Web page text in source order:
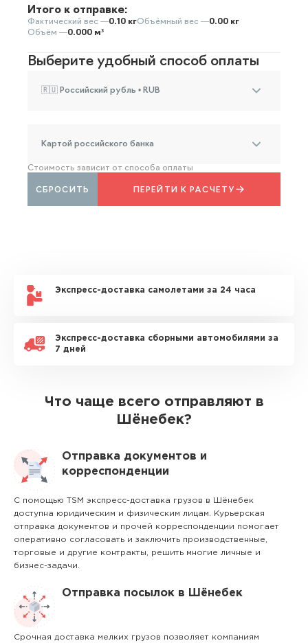
Итого к отправке:
Фактический вес —0.10 кгОбъёмный вес —0.00 кг
Объём —0.000 м³
Выберите удобный способ оплаты
🇷🇺 Российский рубль • RUB
Картой российского банка
Стоимость зависит от способа оплаты
ПЕРЕЙТИ К РАСЧЕТУ
СБРОСИТЬ
Экспресс-доставка самолетами за 24 часа
Экспресс-доставка сборными автомобилями за
7 дней
Что чаще всего отправляют в
Шёнебек?
Отправка документов и
корреспонденции
С помощью TSM экспресс-доставка грузов в Шёнебек
доступна юридическим и физическим лицам. Курьерская
отправка документов и прочей корреспонденции помогает
оперативно согласовать и заключить производственные,
торговые и другие контракты, решить многие личные и
бизнес-задачи.
Отправка посылок в Шёнебек
Срочная доставка мелких грузов позволяет компаниям